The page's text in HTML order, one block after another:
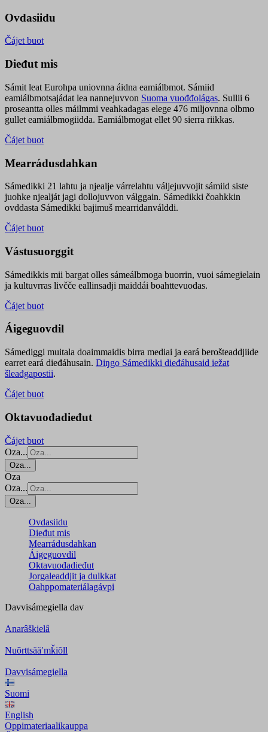
Ovdasiidu
Čájet buot
Dieđut mis
Sámit leat Eurohpa uniovnna áidna eamiálbmot. Sámiid
eamiálbmotsajádat lea nannejuvvon Suoma vuođđolágas. Sullii 6
proseantta olles máilmmi veahkadagas elege 476 miljovnna olbmo
gullet eamiálbmogiidda. Eamiálbmogat ellet 90 sierra riikkas.
Čájet buot
Mearrádusdahkan
Sámedikki 21 lahtu ja njealje várrelahtu váljejuvvojit sámiid siste
juohke njealját jagi dollojuvvon válggain. Sámedikki čoahkkin
ovddasta Sámedikki bajimuš mearridanválddi.
Čájet buot
Vástusuorggit
Sámedikkis mii bargat olles sámeálbmoga buorrin, vuoi sámegielain
ja kultuvrras livčče eallinsadji maiddái boahttevuođas.
Čájet buot
Áigeguovdil
Sámediggi muitala doaimmaidis birra mediai ja eará berošteaddjiide
earret eará dieđáhusain. Diŋgo Sámedikki dieđáhusaid iežat
šleađgapostii.
Čájet buot
Oktavuođadieđut
Čájet buot
Oza...
Oza...
Oza
Oza...
Oza...
Ovdasiidu
Dieđut mis
Mearrádusdahkan
Áigeguovdil
Oktavuođadieđut
Jorgaleaddjit ja dulkkat
Oahppomateriálagávpi
Davvisámegiella dav
Anarâškielâ
Nuõrttsääʹmǩiõll
Davvisámegiella
Suomi
English
Oppimateriaalikauppa